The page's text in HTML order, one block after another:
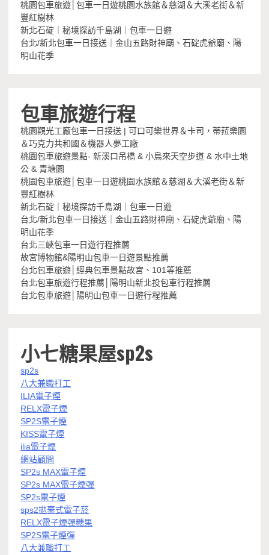
桃園包車旅遊│包車一日遊桃園水族館＆慈湖＆大溪老街＆新
豐紅樹林
新北石碇｜秘境探訪千島湖｜包車一日遊
台北/新北包車一日接送｜金山五路財神廟、石碇虎爺廟、陽
明山花季
包車旅遊行程
桃園觀光工廠包車一日接送 | 可口可樂世界＆卡司，蒂菈樂園
＆巧克力共和國＆機器人夢工廠
桃園包車旅遊景點- 新溪口吊橋 & 小烏來天空步道 & 水中土地
公 & 青塘園
桃園包車旅遊│包車一日遊桃園水族館＆慈湖＆大溪老街＆新
豐紅樹林
新北石碇｜秘境探訪千島湖｜包車一日遊
台北/新北包車一日接送｜金山五路財神廟、石碇虎爺廟、陽
明山花季
台北三峽包車一日遊行程推薦
故宮博物館&陽明山包車一日遊景點推薦
台北包車旅遊│經典包車景點故宮、101等推薦
台北包車旅遊行程推薦│陽明山新北投包車行程推薦
台北包車旅遊│陽明山包車一日遊行程推薦
小七糖果屋sp2s
sp2s
八大兼職打工
ILIA電子煙
RELX電子煙
SP2S電子煙
KISS電子煙
ilia電子煙
網站顧問
SP2s MAX電子煙
SP2s MAX電子煙彈
SP2s電子煙
sps2拋棄式電子菸
RELX電子煙彈糖果
SP2S電子煙彈
八大兼職打工